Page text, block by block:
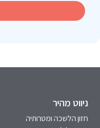
ניווט מהיר
חזון הלשכה ומטרותיה